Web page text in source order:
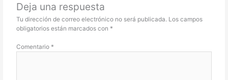
Deja una respuesta
Tu dirección de correo electrónico no será publicada. Los campos
obligatorios están marcados con *
Comentario *